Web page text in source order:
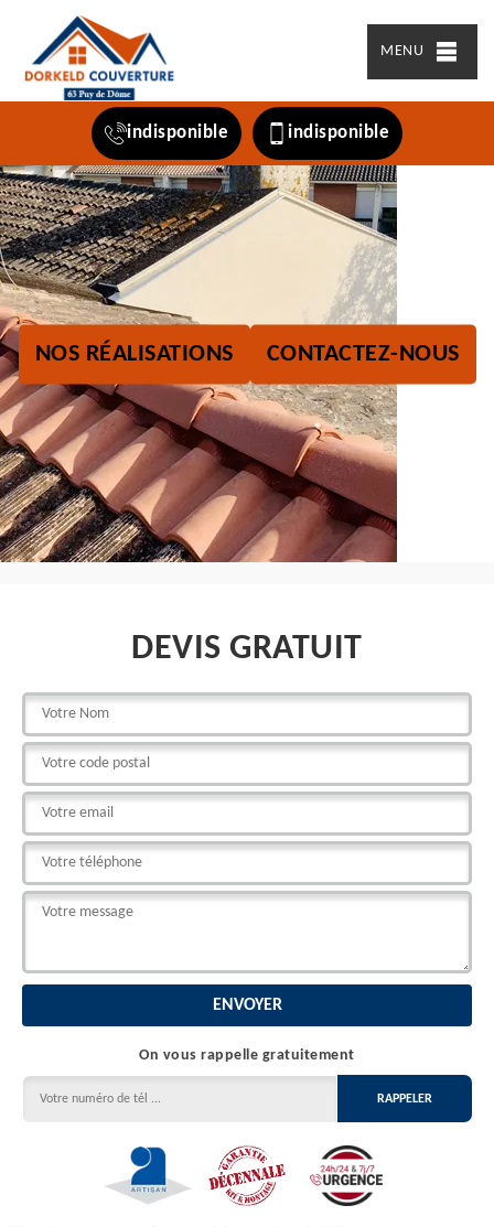
MENU
indisponible indisponible
NOS RÉALISATIONS CONTACTEZ-NOUS
DEVIS GRATUIT
On vous rappelle gratuitement